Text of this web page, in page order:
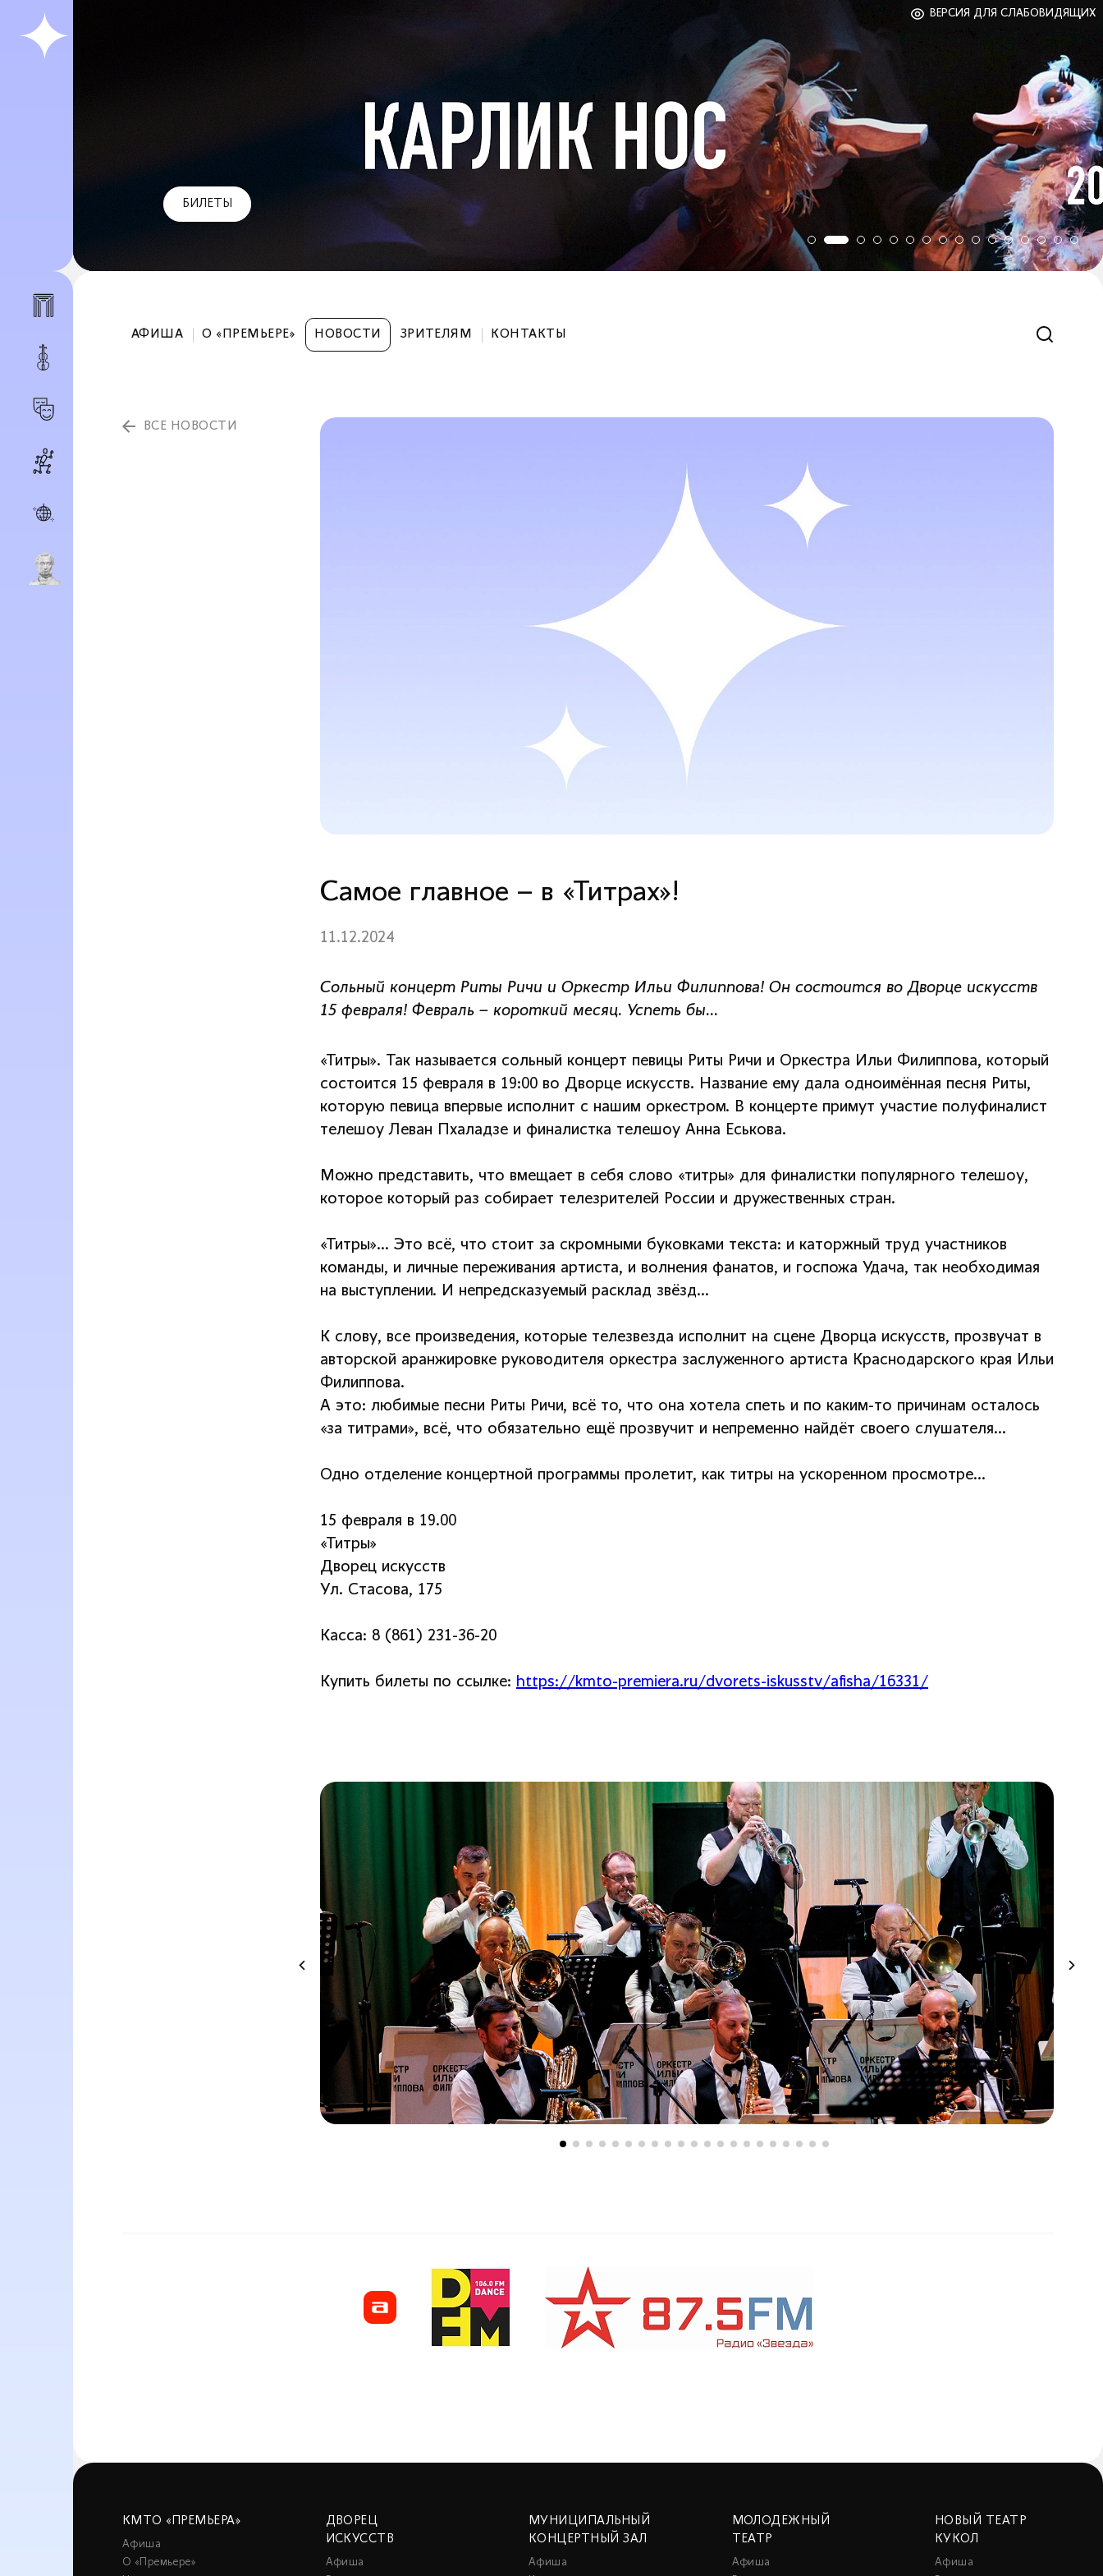
ВЕРСИЯ ДЛЯ СЛАБОВИДЯЩИХ
ПОДРОБНЕЕ
АФИША О «ПРЕМЬЕРЕ» НОВОСТИ ЗРИТЕЛЯМ КОНТАКТЫ
ВСЕ НОВОСТИ
Самое главное – в «Титрах»!
11.12.2024
Сольный концерт Риты Ричи и Оркестр Ильи Филиппова! Он состоится во Дворце искусств
15 февраля! Февраль – короткий месяц. Успеть бы…
«Титры». Так называется сольный концерт певицы Риты Ричи и Оркестра Ильи Филиппова, который
состоится 15 февраля в 19:00 во Дворце искусств. Название ему дала одноимённая песня Риты,
которую певица впервые исполнит с нашим оркестром. В концерте примут участие полуфиналист
телешоу Леван Пхаладзе и финалистка телешоу Анна Еськова.
Можно представить, что вмещает в себя слово «титры» для финалистки популярного телешоу,
которое который раз собирает телезрителей России и дружественных стран.
«Титры»… Это всё, что стоит за скромными буковками текста: и каторжный труд участников
команды, и личные переживания артиста, и волнения фанатов, и госпожа Удача, так необходимая
на выступлении. И непредсказуемый расклад звёзд…
К слову, все произведения, которые телезвезда исполнит на сцене Дворца искусств, прозвучат в
авторской аранжировке руководителя оркестра заслуженного артиста Краснодарского края Ильи
Филиппова.
А это: любимые песни Риты Ричи, всё то, что она хотела спеть и по каким-то причинам осталось
«за титрами», всё, что обязательно ещё прозвучит и непременно найдёт своего слушателя…
Одно отделение концертной программы пролетит, как титры на ускоренном просмотре…
15 февраля в 19.00
«Титры»
Дворец искусств
Ул. Стасова, 175
Касса: 8 (861) 231-36-20
Купить билеты по ссылке: https://kmto-premiera.ru/dvorets-iskusstv/afisha/16331/
КМТО «ПРЕМЬЕРА»
Афиша
О «Премьере»
ДВОРЕЦ
ИСКУССТВ
Афиша
МУНИЦИПАЛЬНЫЙ
КОНЦЕРТНЫЙ ЗАЛ
Афиша
МОЛОДЕЖНЫЙ
ТЕАТР
Афиша
НОВЫЙ ТЕАТР
КУКОЛ
Афиша